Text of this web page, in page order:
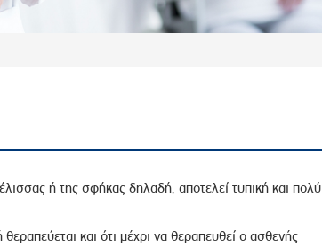
ή της σφήκας δηλαδή, αποτελεί τυπική και πολύ
και ότι μέχρι να θεραπευθεί ο ασθενής